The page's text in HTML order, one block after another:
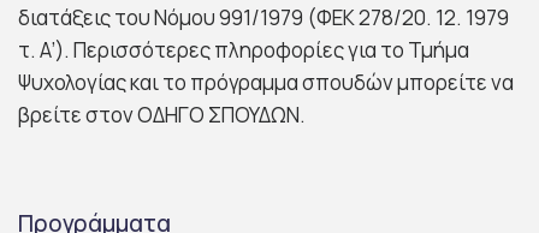
διατάξεις του Νόμου 991/1979 (ΦΕΚ 278/20. 12. 1979
τ. Α’). Περισσότερες πληροφορίες για το Τμήμα
Ψυχολογίας και το πρόγραμμα σπουδών μπορείτε να
βρείτε στον ΟΔΗΓΟ ΣΠΟΥΔΩΝ.
Προγράμματα